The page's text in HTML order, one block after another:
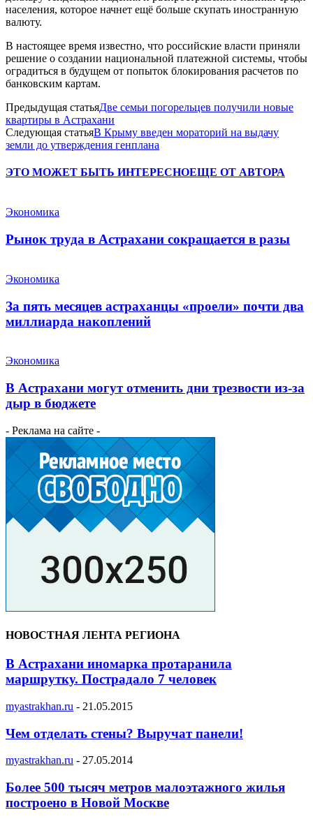
населения, которое начнет ещё больше скупать иностранную
валюту.
В настоящее время известно, что российские власти приняли
решение о создании национальной платежной системы, чтобы
оградиться в будущем от попыток блокирования расчетов по
банковским картам.
Предыдущая статьяДве семьи погорельцев получили новые
квартиры в Астрахани
Следующая статьяВ Крыму введен мораторий на выдачу
земли до утверждения генплана
ЭТО МОЖЕТ БЫТЬ ИНТЕРЕСНОЕЩЕ ОТ АВТОРА
Экономика
Рынок труда в Астрахани сокращается в разы
Экономика
За пять месяцев астраханцы «проели» почти два
миллиарда накоплений
Экономика
В Астрахани могут отменить дни трезвости из-за
дыр в бюджете
- Реклама на сайте -
НОВОСТНАЯ ЛЕНТА РЕГИОНА
В Астрахани иномарка протаранила
маршрутку. Пострадало 7 человек
myastrakhan.ru - 21.05.2015
Чем отделать стены? Выручат панели!
myastrakhan.ru - 27.05.2014
Более 500 тысяч метров малоэтажного жилья
построено в Новой Москве